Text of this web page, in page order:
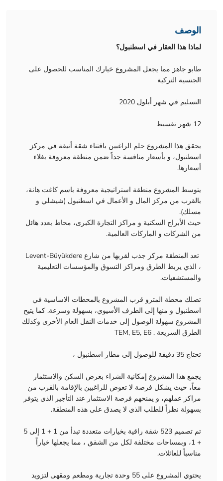
الوصف
لماذا هذا العقار في اسطنبول؟
طابو جاهز مما يجعل المشروع خيارك المناسب للحصول على
الجنسية التركية
التسليم في شهر أيلول 2020
12 شهر تقسيط
يحقق هذا المشروع حلم الراغبين باقتناء شقة أنيقة في مركز
اسطنبول، و بأسعار منافسة جداً ضمن منطقة معروفة بغلاء
أسعارها.
يتوسط المشروع منطقة استراتيجية معروفة باسم كاغت هانة،
بالقرب من مركز المال و الأعمال في اسطنبول (شيشلي و
مسلك).
حيث الأبراج السكنية و مراكز التجارة الكبرى، محاط بعدد هائل
من الشركات و الماركات العالمية.
تعد المنطقة مركز جذب لقربها من شارع Levent-Büyükdere
، الذي يربط الطرق ومراكز التسوق والمؤسسات التعليمية
والمستشفيات.
تصلك محطة المترو قرب المشروع بالمحطات الاساسية في
اسطنبول و منها إلى الطرف الأسيوي، بسهولة وسرعة. كما يتيح
المشروع سهولة الوصول إلى خدمات النقل العام الأخرى وكذلك
الطرق السريعة . TEM, E5, E6
تحتاج 35 دقيقة للوصول إلى مطار اسطنبول ،
يجمع هذا المشروع إمكانية الشراء بغرض السكن والاستثمار
معاً، حيث يشكل فرصة لا تعوض للراغبين بالإقامة بالقرب من
مراكز عملهم، و يمنحهم فرصة الاستثمار عند التأجير الذي يتوفر
بسهولة نظراً للطلب الذي لا يصدق على هذه المنطقة.
تم تصميم 523 شقة راقية بخيارات متعددة تبدأ من 1 + 1 إلى 5
+ 1، وبمساحات مختلفة لكل من الشقق ، مما يجعلها خياراً
مناسباً للعائلات.
يحتوي المشروع على 55 وحدة تجارية ومطعم ومقهى لتزويد